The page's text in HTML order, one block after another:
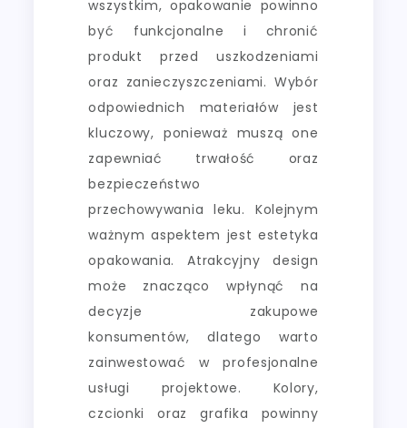
wszystkim, opakowanie powinno
być funkcjonalne i chronić
produkt przed uszkodzeniami
oraz zanieczyszczeniami. Wybór
odpowiednich materiałów jest
kluczowy, ponieważ muszą one
zapewniać trwałość oraz
bezpieczeństwo
przechowywania leku. Kolejnym
ważnym aspektem jest estetyka
opakowania. Atrakcyjny design
może znacząco wpłynąć na
decyzje zakupowe
konsumentów, dlatego warto
zainwestować w profesjonalne
usługi projektowe. Kolory,
czcionki oraz grafika powinny